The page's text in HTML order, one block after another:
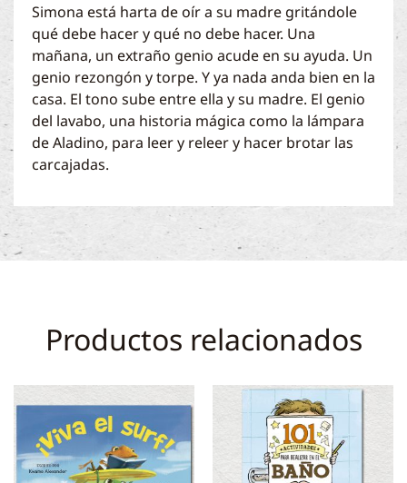
Simona está harta de oír a su madre gritándole
qué debe hacer y qué no debe hacer. Una
mañana, un extraño genio acude en su ayuda. Un
genio rezongón y torpe. Y ya nada anda bien en la
casa. El tono sube entre ella y su madre. El genio
del lavabo, una historia mágica como la lámpara
de Aladino, para leer y releer y hacer brotar las
carcajadas.
Productos relacionados